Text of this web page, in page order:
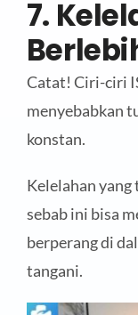
7.
Catat! Ciri-ciri
menyebabkan
konstan.
Kelelahan
sebab ini bisa
berperang di
tangani.